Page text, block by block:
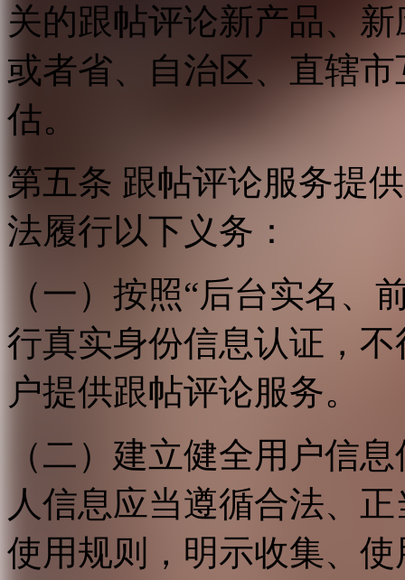
关的跟帖评论新产品、
或者省、自治区、直辖
估。
第五条 跟帖评论服务提
法履行以下义务：
（一）按照“后台实名、
行真实身份信息认证，
户提供跟帖评论服务。
（二）建立健全用户信
人信息应当遵循合法、
使用规则，明示收集、